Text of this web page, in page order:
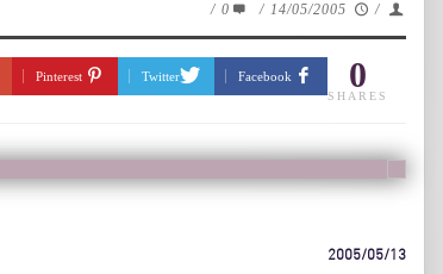
/
14/05/2005
/
0
/
0
SHARES
Facebook
Twitter
Pinterest
2005/05/13